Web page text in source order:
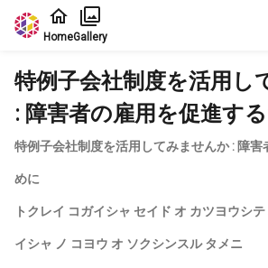
Jump to main content
HomeGallery
特例子会社制度を活用し
: 障害者の雇用を促進す
特例子会社制度を活用してみませんか : 障害
めに
トクレイ コガイシャ セイド オ カツヨウシ
イシャ ノ コヨウ オ ソクシンスル タメニ